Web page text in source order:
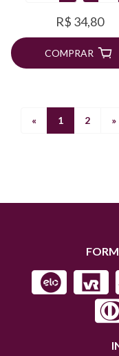
R$ 34,80
COMPRAR
« 1 2 »